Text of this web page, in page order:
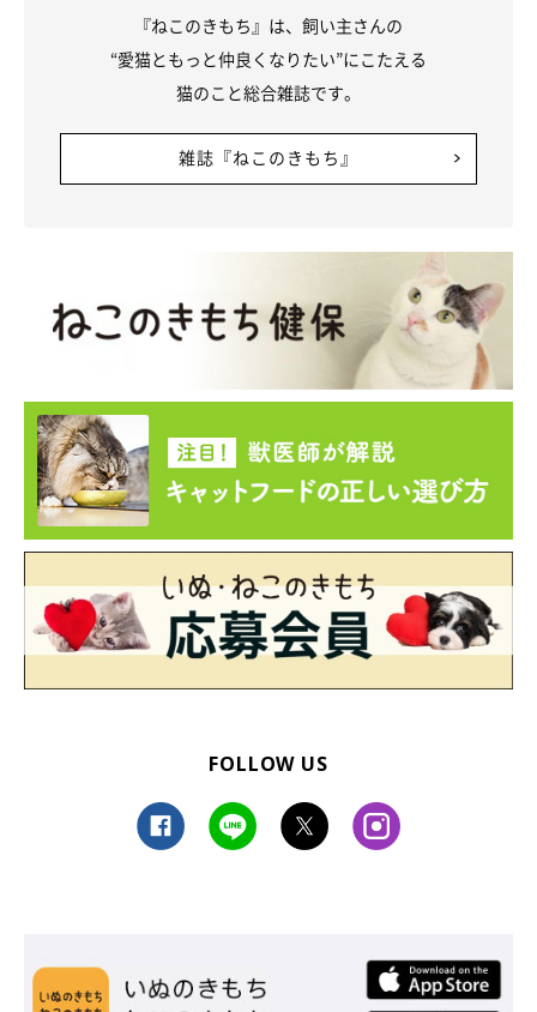
『ねこのきもち』は、飼い主さんの
“愛猫ともっと仲良くなりたい”にこたえる
猫のこと総合雑誌です。
雑誌『ねこのきもち』
FOLLOW US